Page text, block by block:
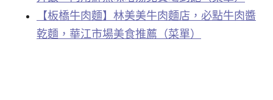
【板橋牛肉麵】林美美牛肉麵店，必點牛肉醬
乾麵，華江市場美食推薦（菜單）